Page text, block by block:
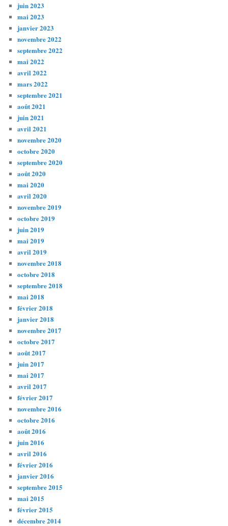
juin 2023
mai 2023
janvier 2023
novembre 2022
septembre 2022
mai 2022
avril 2022
mars 2022
septembre 2021
août 2021
juin 2021
avril 2021
novembre 2020
octobre 2020
septembre 2020
août 2020
mai 2020
avril 2020
novembre 2019
octobre 2019
juin 2019
mai 2019
avril 2019
novembre 2018
octobre 2018
septembre 2018
mai 2018
février 2018
janvier 2018
novembre 2017
octobre 2017
août 2017
juin 2017
mai 2017
avril 2017
février 2017
novembre 2016
octobre 2016
août 2016
juin 2016
avril 2016
février 2016
janvier 2016
septembre 2015
mai 2015
février 2015
décembre 2014